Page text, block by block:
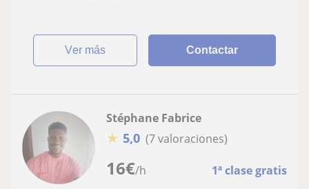
ver más Contactar
16€/h 1ª clase gratis
Stéphane Fabrice
★ 5,0 (7 valoraciones)